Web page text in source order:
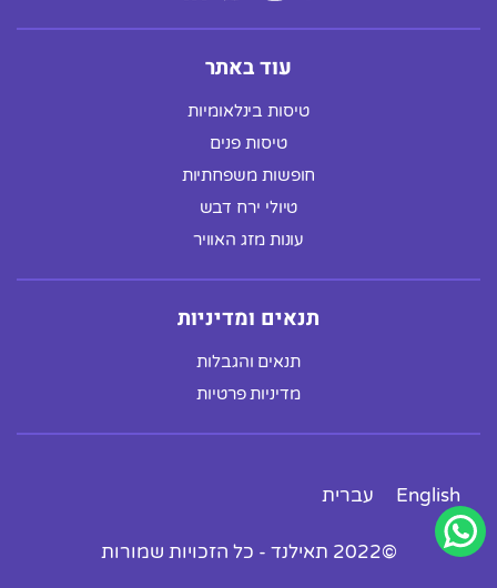
עוד באתר
טיסות בינלאומיות
טיסות פנים
חופשות משפחתיות
טיולי ירח דבש
עונות מזג האוויר
תנאים ומדיניות
תנאים והגבלות
מדיניות פרטיות
English עברית
©2022 תאילנד - כל הזכויות שמורות